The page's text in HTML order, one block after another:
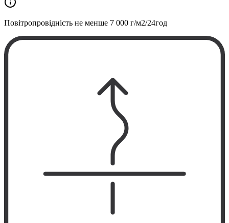
Повітропровідність не менше 7 000 г/м2/24год